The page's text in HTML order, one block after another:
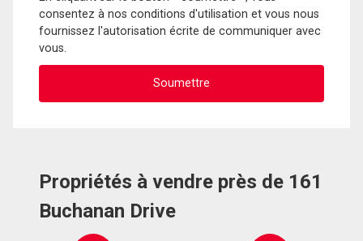
consentez à nos conditions d'utilisation et vous nous
fournissez l'autorisation écrite de communiquer avec
vous.
Propriétés à vendre près de 161
Buchanan Drive